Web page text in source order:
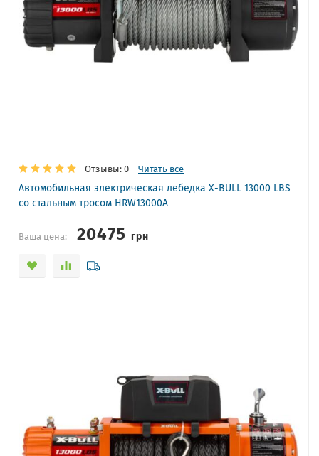
Отзывы: 0 Читать все
Автомобильная электрическая лебедка X-BULL 13000 LBS
со стальным тросом HRW13000A
Ваша цена: 20475грн